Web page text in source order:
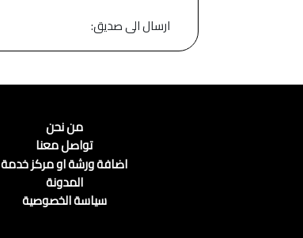
ارسال الى صديق:
من نحن
تواصل معنا
اضافة ورشة او مركز خدمة
المدونة
سياسة الخصوصية